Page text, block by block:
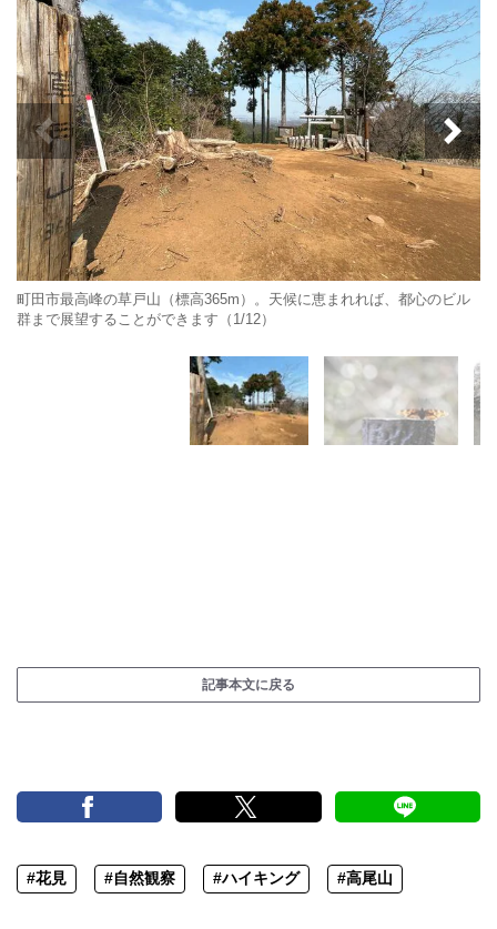
町田市最高峰の草戸山（標高365m）。天候に恵まれれば、都心のビル
群まで展望することができます（1/12）
記事本文に戻る
#花見 #自然観察 #ハイキング #高尾山